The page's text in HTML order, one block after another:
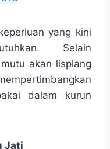
yang kini
Selain
akan lisplang
dalam kurun
Jati